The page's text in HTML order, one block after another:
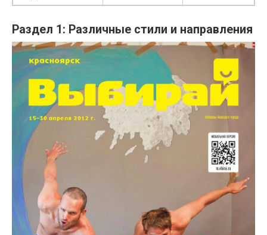
Раздел 1: Различные стили и направления